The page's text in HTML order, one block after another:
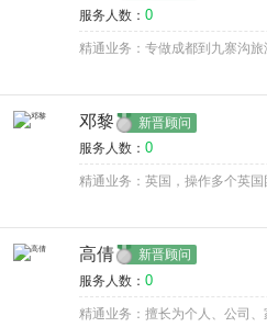
服务人数： 0
精通业务：专做成都到九寨沟
邓黎 新晋顾问
服务人数： 0
精通业务：英国，操作多个英
高倩 新晋顾问
服务人数： 0
精通业务：擅长为个人、公司